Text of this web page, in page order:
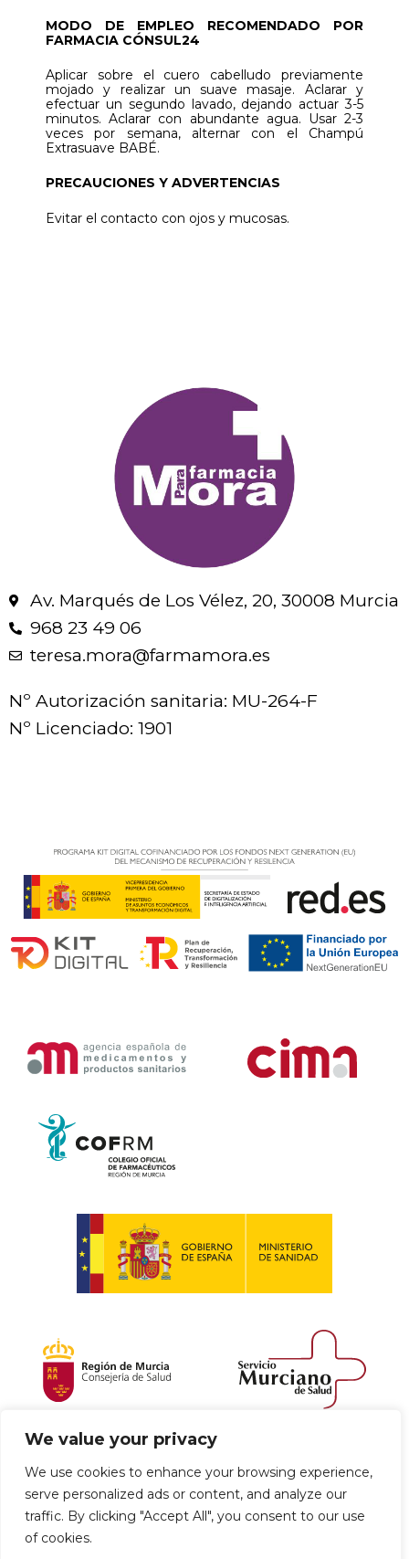
We value your privacy
We use cookies to enhance your browsing experience,
serve personalized ads or content, and analyze our
traffic. By clicking "Accept All", you consent to our use
of cookies.
MODO DE EMPLEO RECOMENDADO POR
FARMACIA CÓNSUL24
Aplicar sobre el cuero cabelludo previamente
mojado y realizar un suave masaje. Aclarar y
efectuar un segundo lavado, dejando actuar 3-5
minutos. Aclarar con abundante agua. Usar 2-3
veces por semana, alternar con el Champú
Extrasuave BABÉ.
PRECAUCIONES Y ADVERTENCIAS
Evitar el contacto con ojos y mucosas.
Av. Marqués de Los Vélez, 20, 30008 Murcia
968 23 49 06
teresa.mora@farmamora.es
Nº Autorización sanitaria: MU-264-F
Nº Licenciado: 1901
Política de envío y devoluciones
Política de privacidad Uso de cookies